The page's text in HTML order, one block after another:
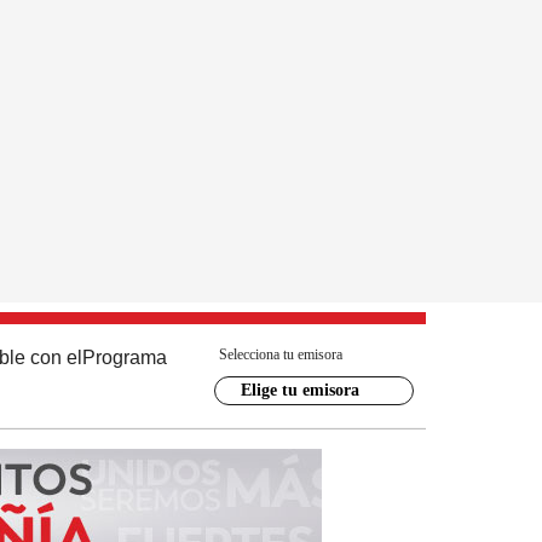
con el Programa Selecciona tu emisora
Elige tu emisora